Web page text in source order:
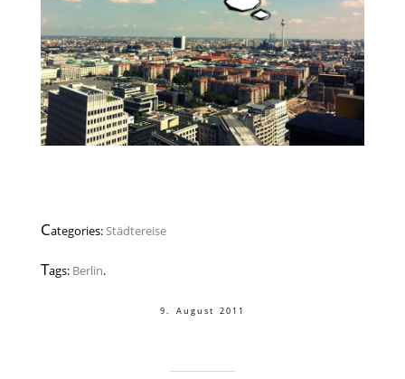
Categories:Städtereise
Tags: Berlin.
9. August 2011